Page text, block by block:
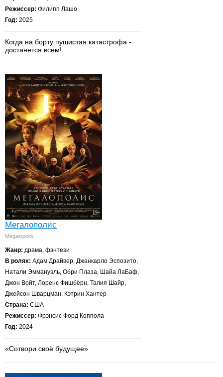
Режиссер: Филипп Лашо
Год: 2025
Когда на борту пушистая катастрофа -
достанется всем!
Мегалополис
Megalopolis
Жанр: драма, фэнтези
В ролях: Адам Драйвер, Джанкарло Эспозито,
Натали Эммануэль, Обри Плаза, Шайа ЛаБаф,
Джон Войт, Лоренс Фишбёрн, Талия Шайр,
Джейсон Шварцман, Кэтрин Хантер
Страна: США
Режиссер: Фрэнсис Форд Коппола
Год: 2024
«Сотвори своё будущее»